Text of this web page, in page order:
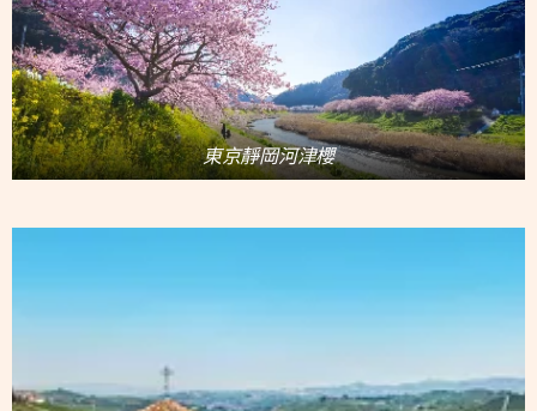
東京靜岡河津櫻